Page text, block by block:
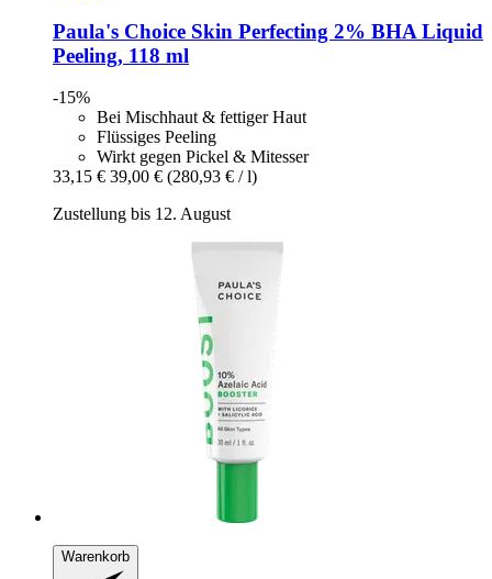
Paula's Choice Skin Perfecting 2% BHA Liquid
Peeling, 118 ml
-15%
Bei Mischhaut & fettiger Haut
Flüssiges Peeling
Wirkt gegen Pickel & Mitesser
33,15 € 39,00 € (280,93 € / l)
Zustellung bis 12. August
Warenkorb